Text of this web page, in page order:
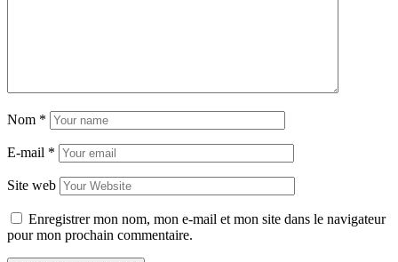
Nom *
E-mail *
Site web
Enregistrer mon nom, mon e-mail et mon site dans le navigateur
pour mon prochain commentaire.